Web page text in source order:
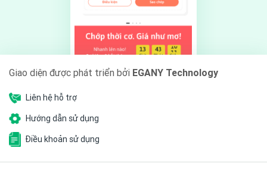
Giao diện được phát triển bởi EGANY Technology
Liên hệ hỗ trợ
Hướng dẫn sử dụng
Điều khoản sử dụng